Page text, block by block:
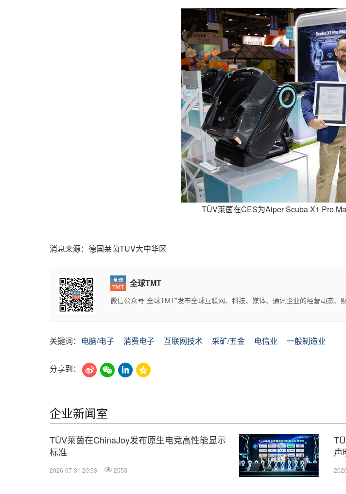
TÜV莱茵在CES为Aiper Scuba X1 Pro
消息来源：德国莱茵TUV大中华区
全球TMT
微信公众号“全球TMT”发布全球互联网、科技、媒体、通讯企业的经营动态、
关键词： 电脑/电子 消费电子 互联网技术 采矿/五金 电信业 一般制造业
分享到：
企业新闻室
TÜV莱茵在ChinaJoy发布原生电竞高性能显示
标准
2026-07-31 20:53 2553
声